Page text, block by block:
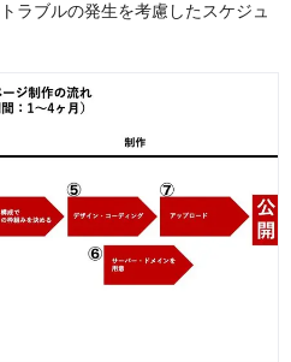
ラブルの発生を考慮したスケジュ